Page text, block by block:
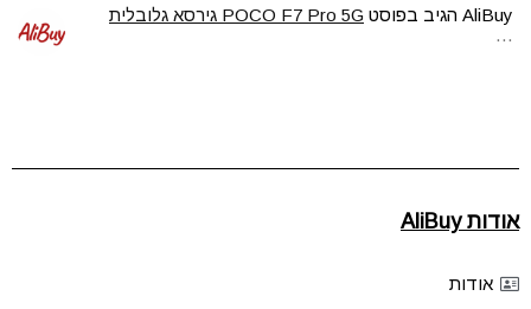
AliBuy הגיב בפוסט POCO F7 Pro 5G גירסא גלובלית
…
אודות AliBuy
אודות